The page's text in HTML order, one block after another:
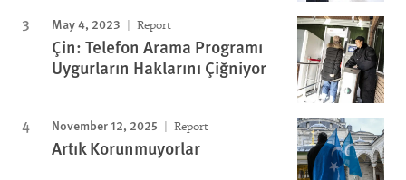
May 4, 2023 Report
Çin: Telefon Arama Programı
Uygurların Haklarını Çiğniyor
November 12, 2025 Report
Artık Korunmuyorlar